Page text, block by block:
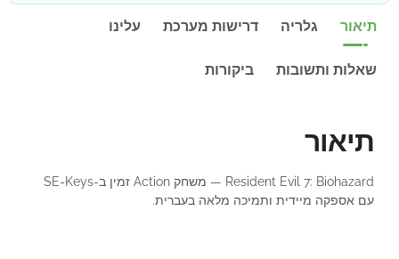
תיאור גלריה דרישות מערכת עלינו
שאלות ותשובות ביקורות
תיאור
Resident Evil 7: Biohazard — משחק Action זמין ב-SE-Keys
עם אספקה מיידית ותמיכה מלאה בעברית.